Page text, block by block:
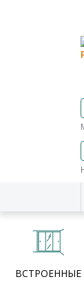
ВСТРОЕННЫЕ